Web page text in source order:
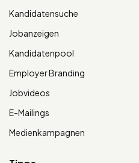
Kandidatensuche
Jobanzeigen
Kandidatenpool
Employer Branding
Jobvideos
E-Mailings
Medienkampagnen